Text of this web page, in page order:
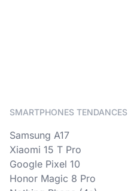
SMARTPHONES TENDANCES
Samsung A17
Xiaomi 15 T Pro
Google Pixel 10
Honor Magic 8 Pro